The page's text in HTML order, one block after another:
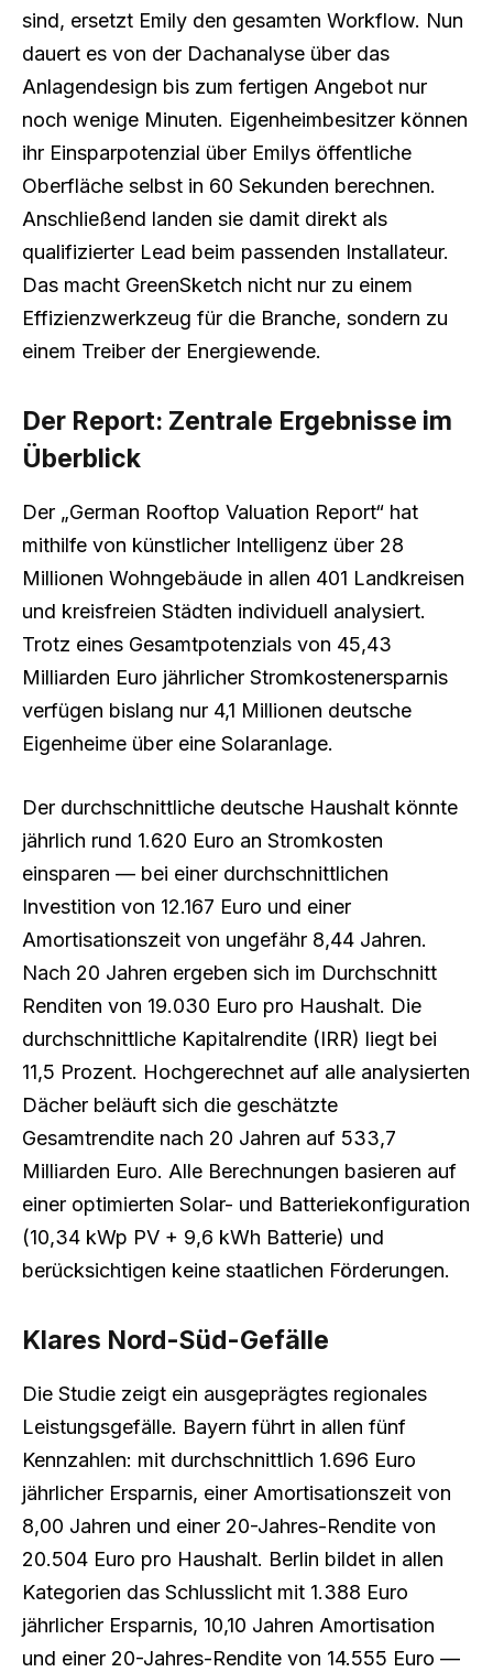
sind, ersetzt Emily den gesamten Workflow. Nun
dauert es von der Dachanalyse über das
Anlagendesign bis zum fertigen Angebot nur
noch wenige Minuten. Eigenheimbesitzer können
ihr Einsparpotenzial über Emilys öffentliche
Oberfläche selbst in 60 Sekunden berechnen.
Anschließend landen sie damit direkt als
qualifizierter Lead beim passenden Installateur.
Das macht GreenSketch nicht nur zu einem
Effizienzwerkzeug für die Branche, sondern zu
einem Treiber der Energiewende.
Der Report: Zentrale Ergebnisse im
Überblick
Der „German Rooftop Valuation Report“ hat
mithilfe von künstlicher Intelligenz über 28
Millionen Wohngebäude in allen 401 Landkreisen
und kreisfreien Städten individuell analysiert.
Trotz eines Gesamtpotenzials von 45,43
Milliarden Euro jährlicher Stromkostenersparnis
verfügen bislang nur 4,1 Millionen deutsche
Eigenheime über eine Solaranlage.
Der durchschnittliche deutsche Haushalt könnte
jährlich rund 1.620 Euro an Stromkosten
einsparen — bei einer durchschnittlichen
Investition von 12.167 Euro und einer
Amortisationszeit von ungefähr 8,44 Jahren.
Nach 20 Jahren ergeben sich im Durchschnitt
Renditen von 19.030 Euro pro Haushalt. Die
durchschnittliche Kapitalrendite (IRR) liegt bei
11,5 Prozent. Hochgerechnet auf alle analysierten
Dächer beläuft sich die geschätzte
Gesamtrendite nach 20 Jahren auf 533,7
Milliarden Euro. Alle Berechnungen basieren auf
einer optimierten Solar- und Batteriekonfiguration
(10,34 kWp PV + 9,6 kWh Batterie) und
berücksichtigen keine staatlichen Förderungen.
Klares Nord-Süd-Gefälle
Die Studie zeigt ein ausgeprägtes regionales
Leistungsgefälle. Bayern führt in allen fünf
Kennzahlen: mit durchschnittlich 1.696 Euro
jährlicher Ersparnis, einer Amortisationszeit von
8,00 Jahren und einer 20-Jahres-Rendite von
20.504 Euro pro Haushalt. Berlin bildet in allen
Kategorien das Schlusslicht mit 1.388 Euro
jährlicher Ersparnis, 10,10 Jahren Amortisation
und einer 20-Jahres-Rendite von 14.555 Euro —